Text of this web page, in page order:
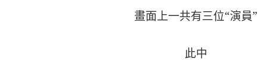
畫面上一共有三位“演員”
此中